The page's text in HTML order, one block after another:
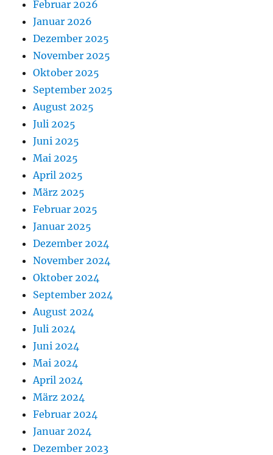
Februar 2026
Januar 2026
Dezember 2025
November 2025
Oktober 2025
September 2025
August 2025
Juli 2025
Juni 2025
Mai 2025
April 2025
März 2025
Februar 2025
Januar 2025
Dezember 2024
November 2024
Oktober 2024
September 2024
August 2024
Juli 2024
Juni 2024
Mai 2024
April 2024
März 2024
Februar 2024
Januar 2024
Dezember 2023